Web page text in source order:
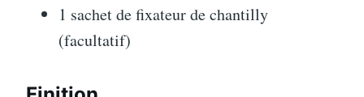
1 sachet de fixateur de chantilly
(facultatif)